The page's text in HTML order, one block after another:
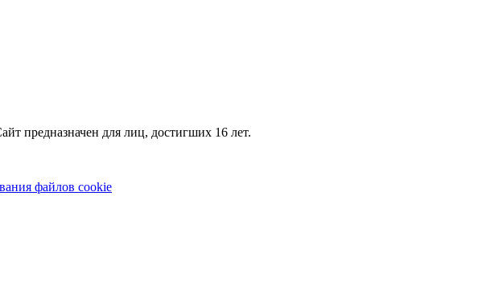
предназначен для лиц, достигших 16 лет.
файлов cookie